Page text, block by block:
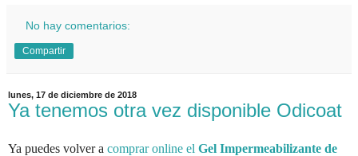
No hay comentarios:
Compartir
lunes, 17 de diciembre de 2018
Ya tenemos otra vez disponible Odicoat
Ya puedes volver a comprar online el Gel Impermeabilizante de